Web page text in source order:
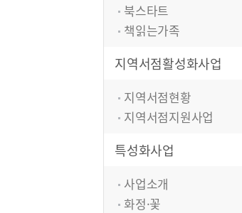
북스타트
책읽는가족
지역서점활성화사업
지역서점현황
지역서점지원사업
특성화사업
사업소개
화정·꽃